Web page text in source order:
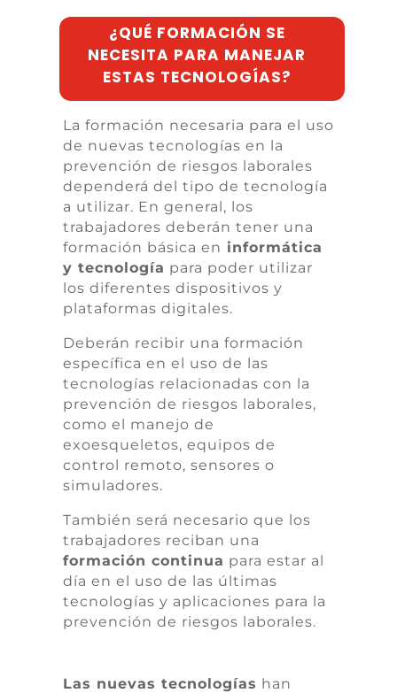
¿QUÉ FORMACIÓN SE
NECESITA PARA MANEJAR
ESTAS TECNOLOGÍAS?
La formación necesaria para el uso
de nuevas tecnologías en la
prevención de riesgos laborales
dependerá del tipo de tecnología
a utilizar. En general, los
trabajadores deberán tener una
formación básica en informática
y tecnología para poder utilizar
los diferentes dispositivos y
plataformas digitales.
Deberán recibir una formación
específica en el uso de las
tecnologías relacionadas con la
prevención de riesgos laborales,
como el manejo de
exoesqueletos, equipos de
control remoto, sensores o
simuladores.
También será necesario que los
trabajadores reciban una
formación continua para estar al
día en el uso de las últimas
tecnologías y aplicaciones para la
prevención de riesgos laborales.
Las nuevas tecnologías han